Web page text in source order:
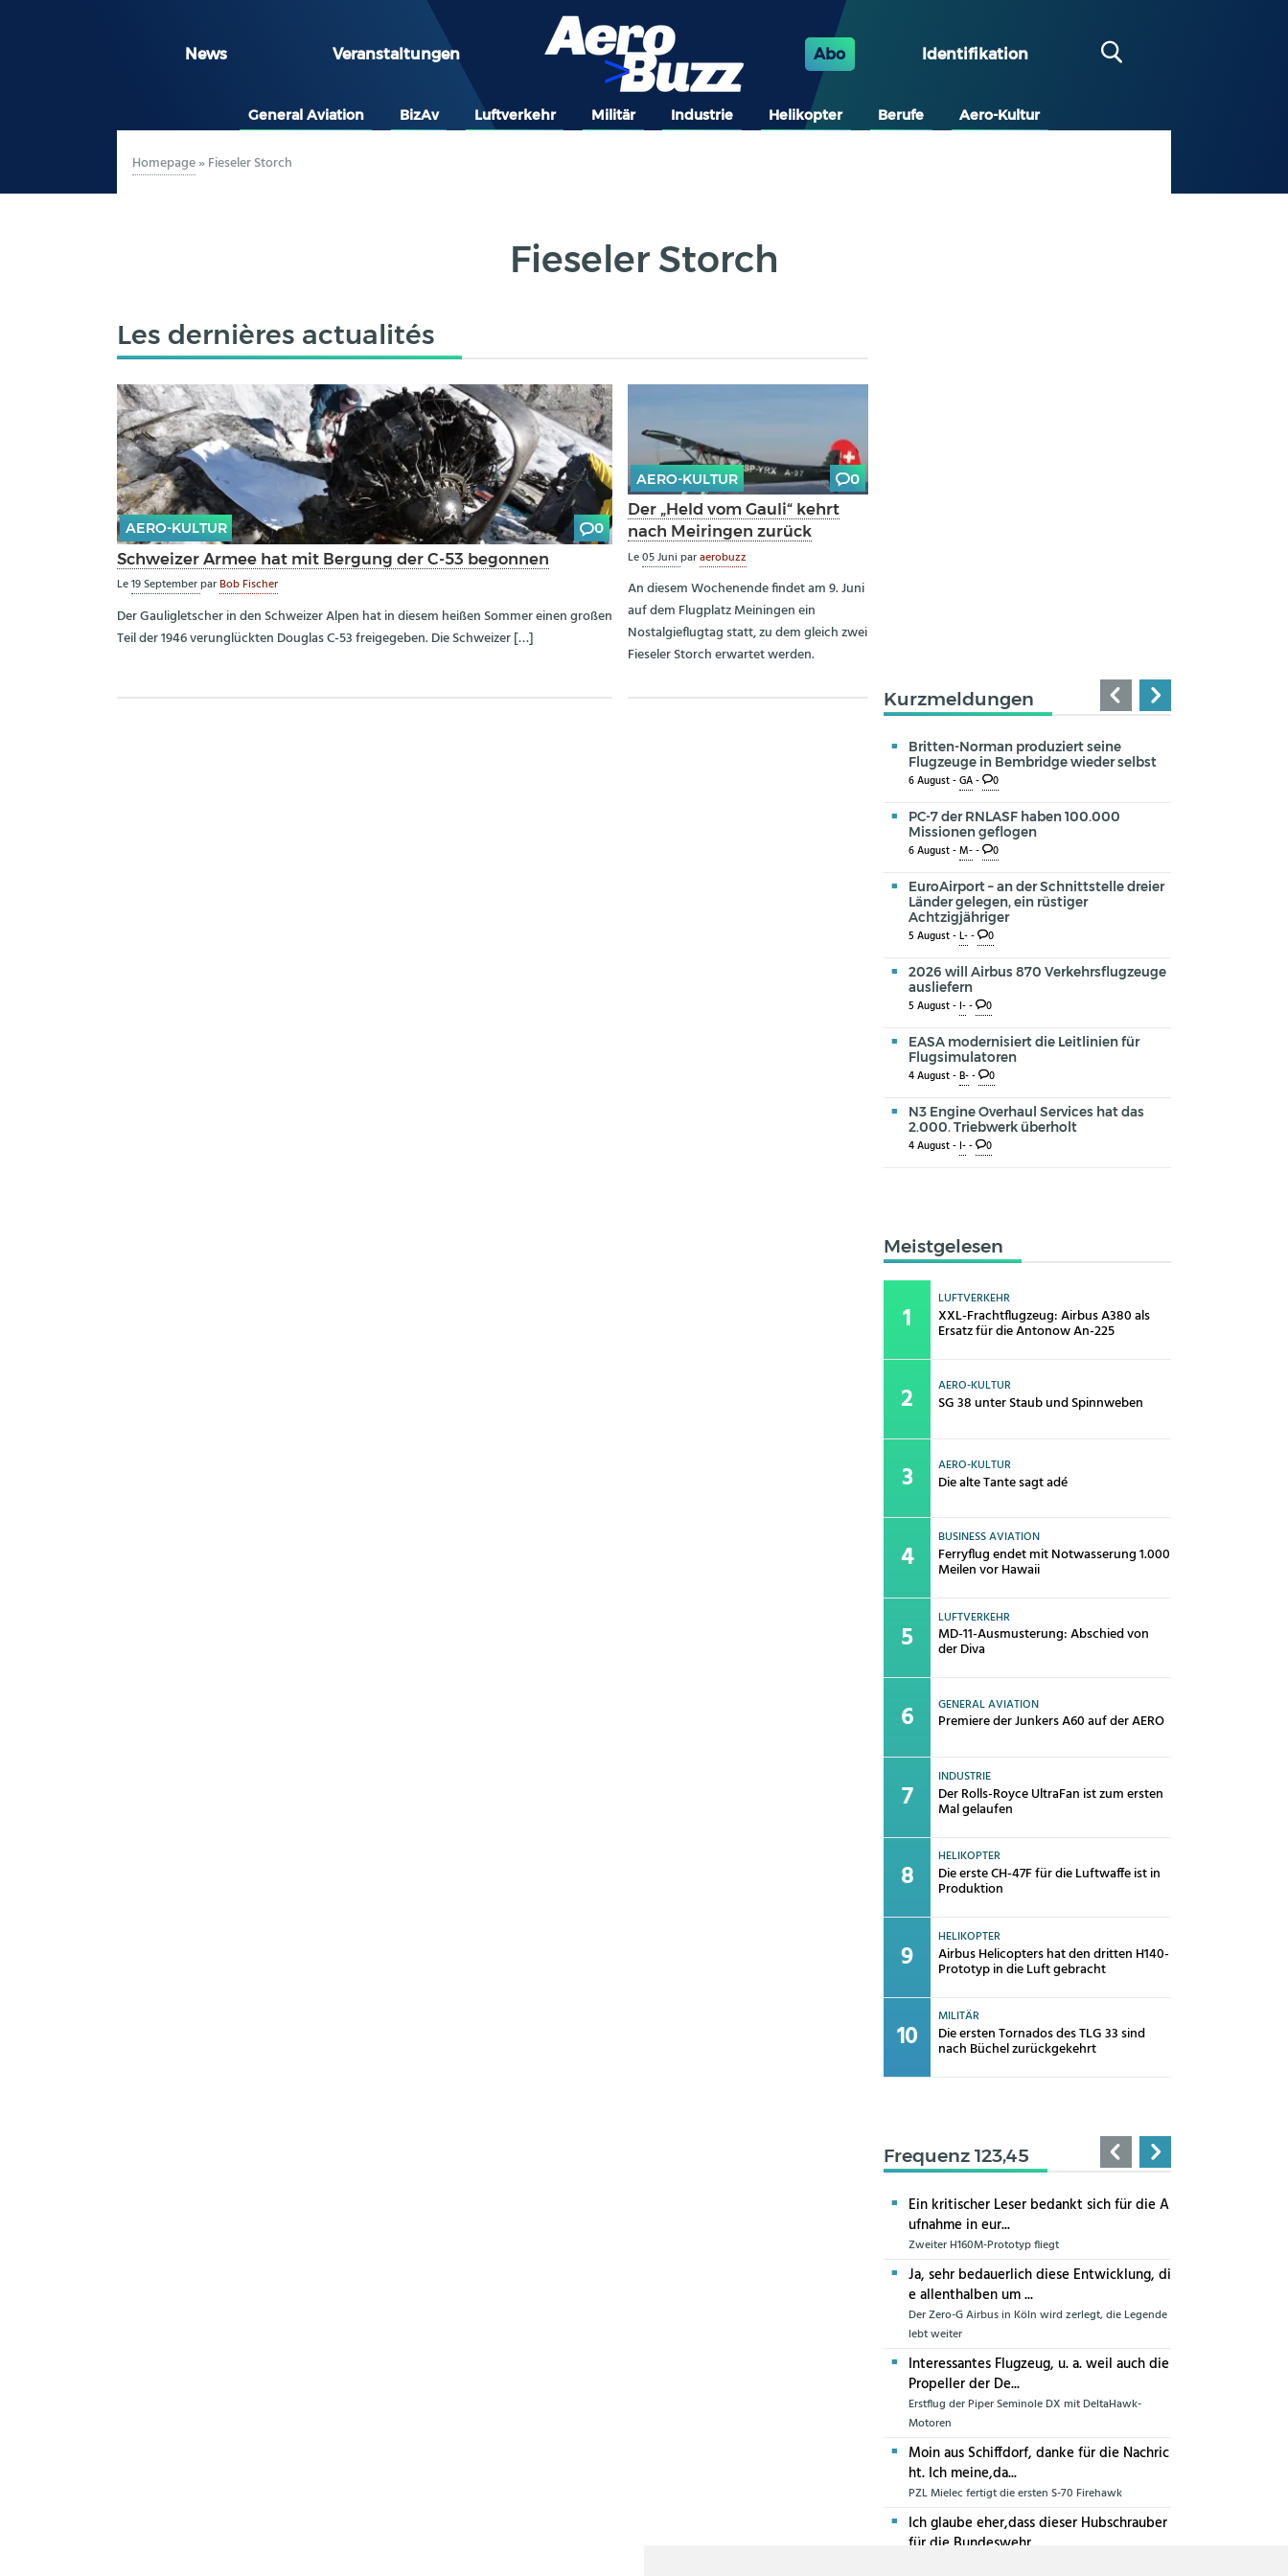
News Veranstaltungen Abo Identifikation
General Aviation BizAv Luftverkehr Militär Industrie Helikopter Berufe Aero-Kultur
Homepage»Fieseler Storch
Fieseler Storch
Les dernières actualités
AERO-KULTUR 0
Schweizer Armee hat mit Bergung der C-53 begonnen
Le19 SeptemberparBob Fischer
Der Gauligletscher in den Schweizer Alpen hat in diesem heißen Sommer einen großen
Teil der 1946 verunglückten Douglas C-53 freigegeben. Die Schweizer […]
AERO-KULTUR 0
Der „Held vom Gauli“ kehrt
nach Meiringen zurück
Le05 Juniparaerobuzz
An diesem Wochenende findet am 9. Juni
auf dem Flugplatz Meiningen ein
Nostalgieflugtag statt, zu dem gleich zwei
Fieseler Storch erwartet werden.
Kurzmeldungen
Britten-Norman produziert seine
Flugzeuge in Bembridge wieder selbst
6 August -GA- 0
PC-7 der RNLASF haben 100.000
Missionen geflogen
6 August -M-- 0
EuroAirport – an der Schnittstelle dreier
Länder gelegen, ein rüstiger
Achtzigjähriger
5 August -L-- 0
2026 will Airbus 870 Verkehrsflugzeuge
ausliefern
5 August -I-- 0
EASA modernisiert die Leitlinien für
Flugsimulatoren
4 August -B-- 0
N3 Engine Overhaul Services hat das
2.000. Triebwerk überholt
4 August -I-- 0
Meistgelesen
LUFTVERKEHR
XXL-Frachtflugzeug: Airbus A380 als
Ersatz für die Antonow An-225
AERO-KULTUR
SG 38 unter Staub und Spinnweben
AERO-KULTUR
Die alte Tante sagt adé
BUSINESS AVIATION
Ferryflug endet mit Notwasserung 1.000
Meilen vor Hawaii
LUFTVERKEHR
MD-11-Ausmusterung: Abschied von
der Diva
GENERAL AVIATION
Premiere der Junkers A60 auf der AERO
INDUSTRIE
Der Rolls-Royce UltraFan ist zum ersten
Mal gelaufen
HELIKOPTER
Die erste CH-47F für die Luftwaffe ist in
Produktion
HELIKOPTER
Airbus Helicopters hat den dritten H140-
Prototyp in die Luft gebracht
MILITÄR
Die ersten Tornados des TLG 33 sind
nach Büchel zurückgekehrt
Frequenz 123,45
Ein kritischer Leser bedankt sich für die A
ufnahme in eur...
Zweiter H160M-Prototyp fliegt
Ja, sehr bedauerlich diese Entwicklung, di
e allenthalben um ...
Der Zero-G Airbus in Köln wird zerlegt, die Legende
lebt weiter
Interessantes Flugzeug, u. a. weil auch die
Propeller der De...
Erstflug der Piper Seminole DX mit DeltaHawk-
Motoren
Moin aus Schiffdorf, danke für die Nachric
ht. Ich meine,da...
PZL Mielec fertigt die ersten S-70 Firehawk
Ich glaube eher,dass dieser Hubschrauber
für die Bundeswehr...